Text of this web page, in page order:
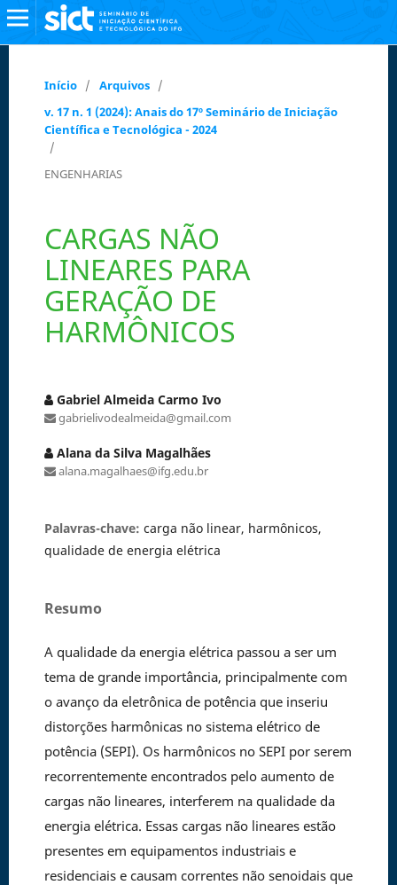
Início / Arquivos /
v. 17 n. 1 (2024): Anais do 17º Seminário de Iniciação
Científica e Tecnológica - 2024
/
ENGENHARIAS
CARGAS NÃO
LINEARES PARA
GERAÇÃO DE
HARMÔNICOS
Gabriel Almeida Carmo Ivo
gabrielivodealmeida@gmail.com
Alana da Silva Magalhães
alana.magalhaes@ifg.edu.br
Palavras-chave: carga não linear, harmônicos,
qualidade de energia elétrica
Resumo
A qualidade da energia elétrica passou a ser um
tema de grande importância, principalmente com
o avanço da eletrônica de potência que inseriu
distorções harmônicas no sistema elétrico de
potência (SEPI). Os harmônicos no SEPI por serem
recorrentemente encontrados pelo aumento de
cargas não lineares, interferem na qualidade da
energia elétrica. Essas cargas não lineares estão
presentes em equipamentos industriais e
residenciais e causam correntes não senoidais que